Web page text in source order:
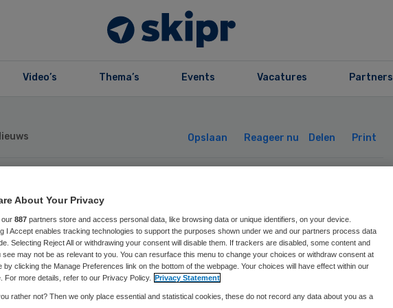
Video’s Thema’s Events Vacatures Partners
Opslaan Reageer nu Delen Print
behandeling
ziekte van Crohn
About Your Privacy
our 887 partners store and access personal data, like browsing data or unique identifiers, on your device.
I Accept enables tracking technologies to support the purposes shown under we and our partners process data
Selecting Reject All or withdrawing your consent will disable them. If trackers are disabled, some content and
see may not be as relevant to you. You can resurface this menu to change your choices or withdraw consent at
by clicking the Manage Preferences link on the bottom of the webpage. Your choices will have effect within our
For more details, refer to our Privacy Policy. Privacy Statement
rather not? Then we only place essential and statistical cookies, these do not record any data about you as a